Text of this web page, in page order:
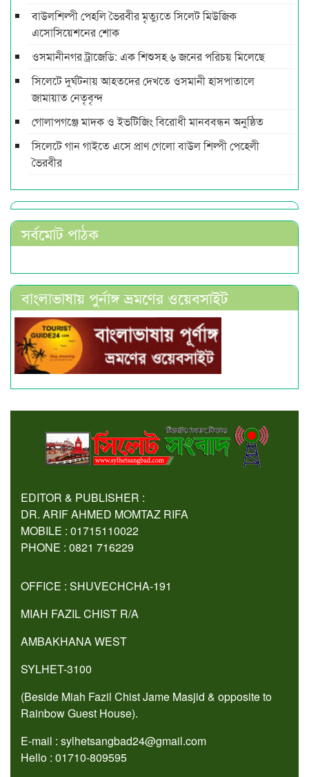
বাউলশিল্পী পেহলি ভৈরবীর মৃত্যুতে সিলেট মিউজিক
এসোসিয়েশনের শোক
ওসমানীনগর ট্রাজেডি: এক শিশুসহ ৬ জনের পরিচয় মিলেছে
সিলেটে দুর্ঘটনায় আহতদের দেখতে ওসমানী হাসপাতালে
জামায়াত নেতৃবৃন্দ
গোলাপগঞ্জে মাদক ও ইভটিজিং বিরোধী মানববন্ধন অনুষ্ঠিত
সিলেটে গান গাইতে এসে প্রাণ গেলো বাউল শিল্পী পেহেলী
ভৈরবীর
সর্বমোট পাঠক
বাংলাভাষায় পুর্নাঙ্গ ভ্রমণের ওয়েবসাইট
EDITOR & PUBLISHER :
DR. ARIF AHMED MOMTAZ RIFA
MOBILE : 01715110022
PHONE : 0821 716229
OFFICE : SHUVECHCHA-191
MIAH FAZIL CHIST R/A
AMBAKHANA WEST
SYLHET-3100
(Beside Miah Fazil Chist Jame Masjid & opposite to
Rainbow Guest House).
E-mail : sylhetsangbad24@gmail.com
Hello : 01710-809595